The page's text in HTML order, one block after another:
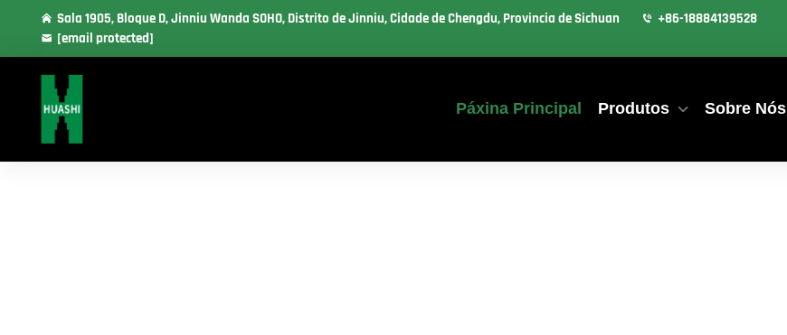
Sala 1905, Bloque D, Jinniu Wanda SOHO, Distrito de Jinniu, Cidade de Chengdu, Provincia de Sichuan
+86-18884139528
[email protected]
Páxina Principal Produtos Sobre Nós